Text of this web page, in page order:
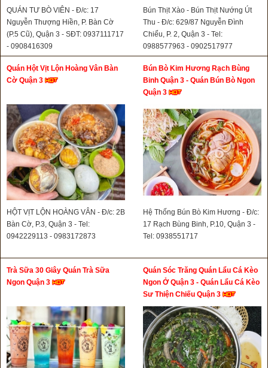
QUÁN TƯ BÒ VIÊN - Đ/c: 17
Nguyễn Thượng Hiền, P. Bàn Cờ
(P.5 Cũ), Quận 3 - SĐT: 0937111717
- 0908416309
Bún Thịt Xào - Bún Thịt Nướng Út
Thu - Đ/c: 629/87 Nguyễn Đình
Chiểu, P. 2, Quận 3 - Tel:
0988577963 - 0902517977
Quán Hột Vịt Lộn Hoàng Vân Bàn
Cờ Quận 3
HỘT VỊT LỘN HOÀNG VÂN - Đ/c: 2B
Bàn Cờ, P.3, Quận 3 - Tel:
0942229113 - 0983172873
Bún Bò Kim Hương Rạch Bùng
Binh Quận 3 - Quán Bún Bò Ngon
Quận 3
Hệ Thống Bún Bò Kim Hương - Đ/c:
17 Rạch Bùng Binh, P.10, Quận 3 -
Tel: 0938551717
Trà Sữa 30 Giây Quán Trà Sữa
Ngon Quận 3
Quán Sóc Trăng Quán Lẩu Cá Kèo
Ngon Ở Quận 3 - Quán Lẩu Cá Kèo
Sư Thiện Chiếu Quận 3